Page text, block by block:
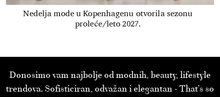
Nedelja mode u Kopenhagenu otvorila sezonu
proleće/leto 2027.
Donosimo vam najbolje od modnih, beauty, lifestyle
trendova. Sofisticiran, odvažan i elegantan - That’s so